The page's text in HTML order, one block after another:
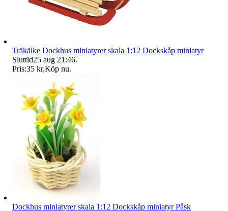
Träkälke Dockhus miniatyrer skala 1:12 Dockskåp miniatyr
Sluttid25 aug 21:46.
Pris:35 kr,Köp nu.
Dockhus miniatyrer skala 1:12 Dockskåp miniatyr Påsk